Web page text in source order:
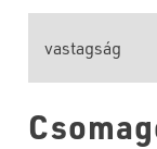
vastagság